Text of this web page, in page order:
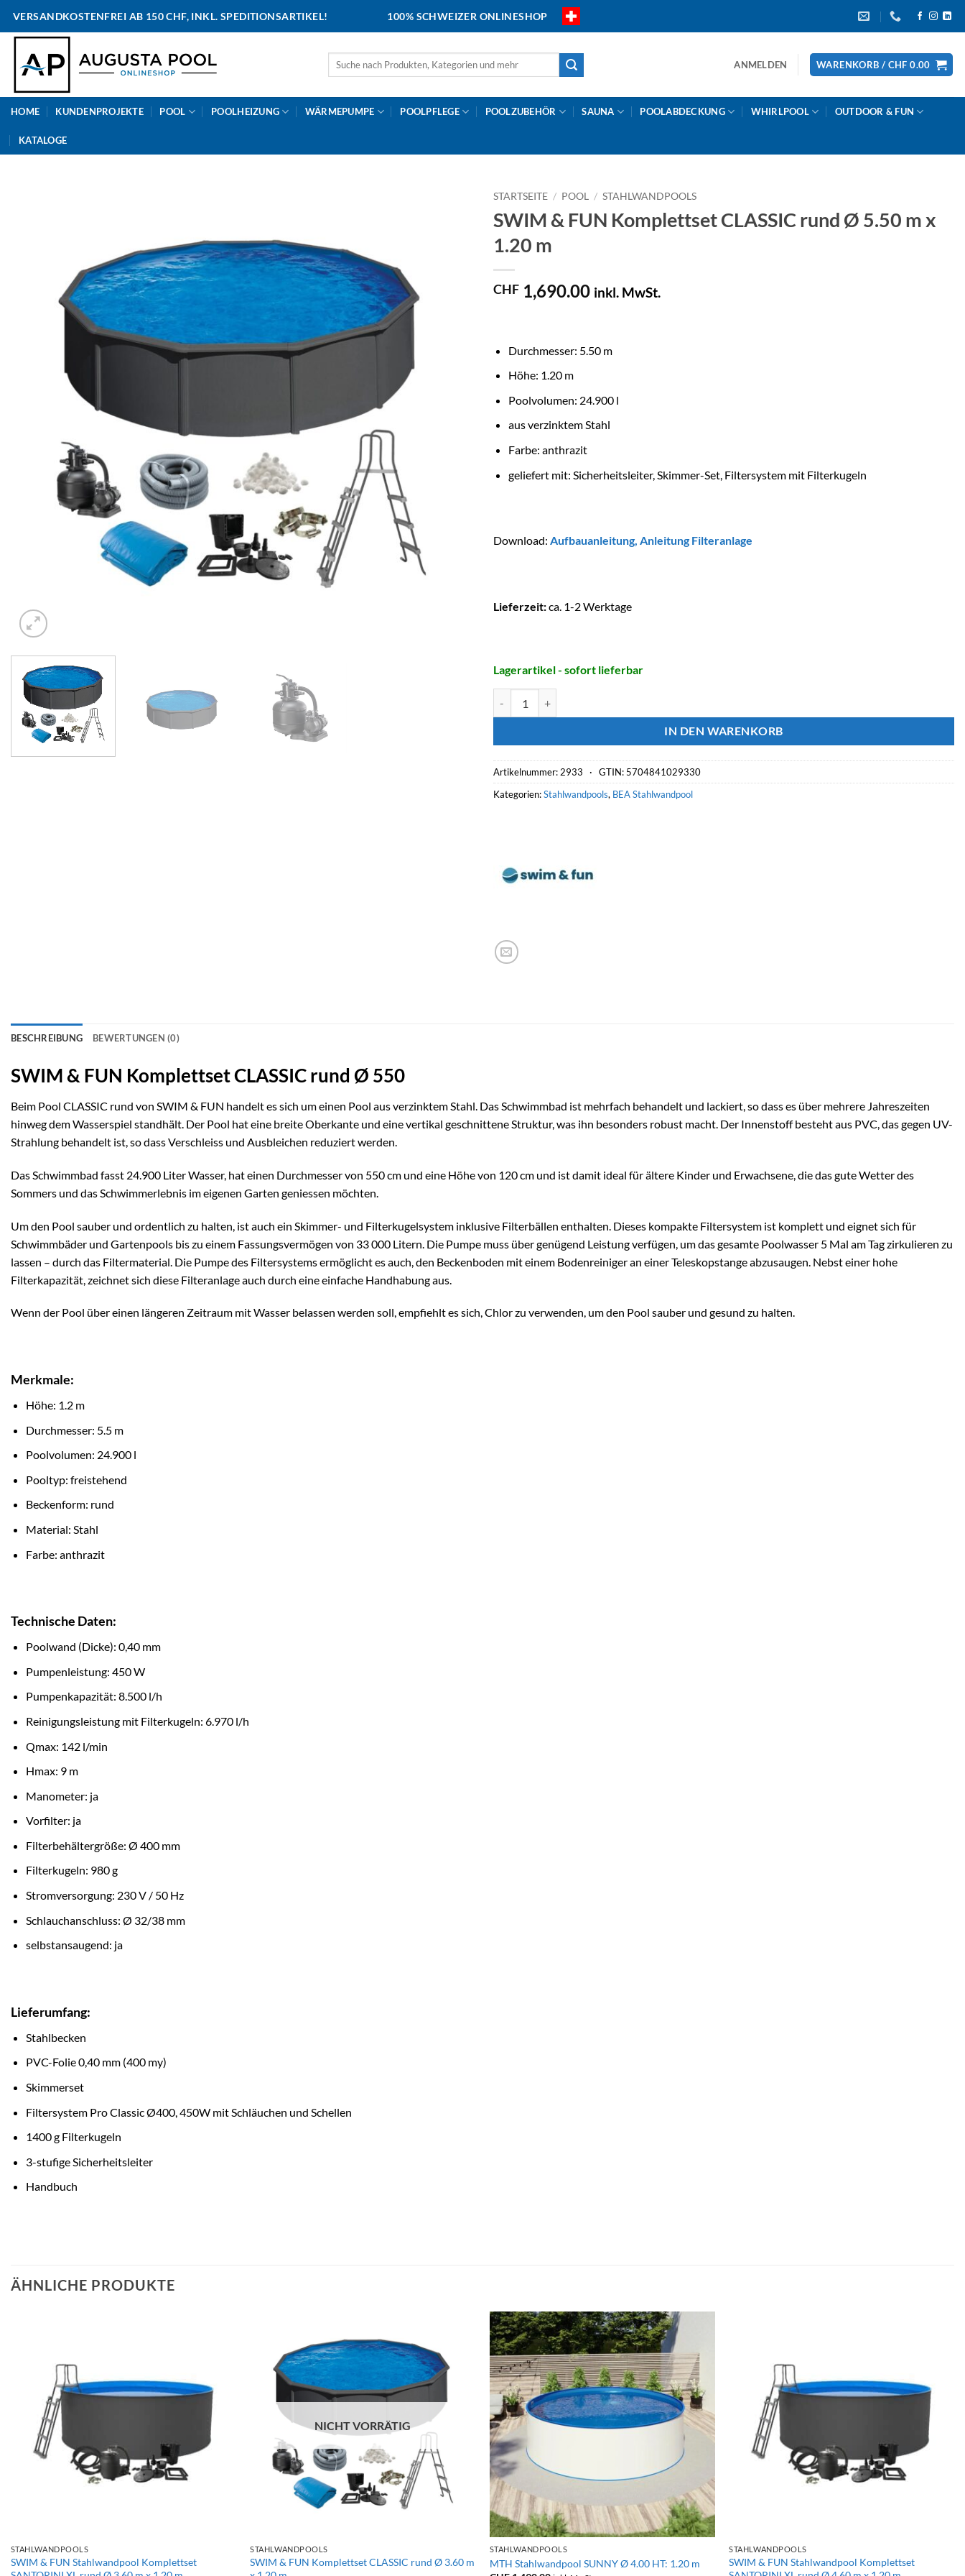
VERSANDKOSTENFREI AB 150 CHF, INKL. SPEDITIONSARTIKEL! 100% SCHWEIZER ONLINESHOP
Suche
ANMELDEN WARENKORB / CHF 0.00
HOME KUNDENPROJEKTE POOL POOLHEIZUNG WÄRMEPUMPE POOLPFLEGE POOLZUBEHÖR SAUNA POOLABDECKUNG WHIRLPOOL OUTDOOR & FUN
KATALOGE
STARTSEITE / POOL / STAHLWANDPOOLS
SWIM & FUN Komplettset CLASSIC rund Ø 5.50 m x
1.20 m
CHF 1,690.00 inkl. MwSt.
Durchmesser: 5.50 m
Höhe: 1.20 m
Poolvolumen: 24.900 l
aus verzinktem Stahl
Farbe: anthrazit
geliefert mit: Sicherheitsleiter, Skimmer-Set, Filtersystem mit Filterkugeln
Download: Aufbauanleitung, Anleitung Filteranlage
Lieferzeit:ca. 1-2 Werktage
Lagerartikel - sofort lieferbar
IN DEN WARENKORB
Artikelnummer:2933 · GTIN: 5704841029330
Kategorien:Stahlwandpools, BEA Stahlwandpool
BESCHREIBUNG BEWERTUNGEN (0)
SWIM & FUN Komplettset CLASSIC rund Ø 550
Beim Pool CLASSIC rund von SWIM & FUN handelt es sich um einen Pool aus verzinktem Stahl. Das Schwimmbad ist mehrfach behandelt und lackiert, so dass es über mehrere Jahreszeiten
hinweg dem Wasserspiel standhält. Der Pool hat eine breite Oberkante und eine vertikal geschnittene Struktur, was ihn besonders robust macht. Der Innenstoff besteht aus PVC, das gegen UV-
Strahlung behandelt ist, so dass Verschleiss und Ausbleichen reduziert werden.
Das Schwimmbad fasst 24.900 Liter Wasser, hat einen Durchmesser von 550 cm und eine Höhe von 120 cm und ist damit ideal für ältere Kinder und Erwachsene, die das gute Wetter des
Sommers und das Schwimmerlebnis im eigenen Garten geniessen möchten.
Um den Pool sauber und ordentlich zu halten, ist auch ein Skimmer- und Filterkugelsystem inklusive Filterbällen enthalten. Dieses kompakte Filtersystem ist komplett und eignet sich für
Schwimmbäder und Gartenpools bis zu einem Fassungsvermögen von 33 000 Litern. Die Pumpe muss über genügend Leistung verfügen, um das gesamte Poolwasser 5 Mal am Tag zirkulieren zu
lassen – durch das Filtermaterial. Die Pumpe des Filtersystems ermöglicht es auch, den Beckenboden mit einem Bodenreiniger an einer Teleskopstange abzusaugen. Nebst einer hohe
Filterkapazität, zeichnet sich diese Filteranlage auch durch eine einfache Handhabung aus.
Wenn der Pool über einen längeren Zeitraum mit Wasser belassen werden soll, empfiehlt es sich, Chlor zu verwenden, um den Pool sauber und gesund zu halten.
Merkmale:
Höhe: 1.2 m
Durchmesser: 5.5 m
Poolvolumen: 24.900 l
Pooltyp: freistehend
Beckenform: rund
Material: Stahl
Farbe: anthrazit
Technische Daten:
Poolwand (Dicke): 0,40 mm
Pumpenleistung: 450 W
Pumpenkapazität: 8.500 l/h
Reinigungsleistung mit Filterkugeln: 6.970 l/h
Qmax: 142 l/min
Hmax: 9 m
Manometer: ja
Vorfilter: ja
Filterbehältergröße: Ø 400 mm
Filterkugeln: 980 g
Stromversorgung: 230 V / 50 Hz
Schlauchanschluss: Ø 32/38 mm
selbstansaugend: ja
Lieferumfang:
Stahlbecken
PVC-Folie 0,40 mm (400 my)
Skimmerset
Filtersystem Pro Classic Ø400, 450W mit Schläuchen und Schellen
1400 g Filterkugeln
3-stufige Sicherheitsleiter
Handbuch
ÄHNLICHE PRODUKTE
STAHLWANDPOOLS
SWIM & FUN Stahlwandpool Komplettset
NICHT VORRÄTIG
STAHLWANDPOOLS
SWIM & FUN Komplettset CLASSIC rund Ø 3.60 m
+
STAHLWANDPOOLS
MTH Stahlwandpool SUNNY Ø 4.00 HT: 1.20 m
STAHLWANDPOOLS
SWIM & FUN Stahlwandpool Komplettset